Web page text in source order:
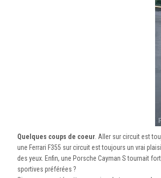
Quelques coups de coeur . Aller sur circuit est
une Ferrari F355 sur circuit est toujours un vrai
des yeux. Enfin, une Porsche Cayman S tournait
sportives préférées ?